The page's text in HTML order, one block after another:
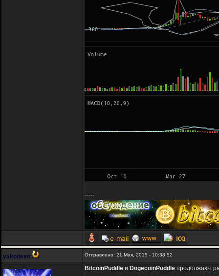
-----
yakodsen Отправлено: 21 Мая, 2015 - 10:38:52
BitcoinPuddle и DogecoinPuddle продолжают